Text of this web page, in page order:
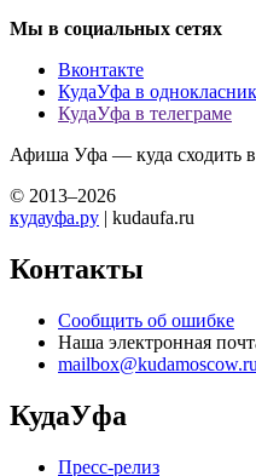
Мы в социальных сетях
Вконтакте
КудаУфа в
КудаУфа в телеграме
Афиша Уфа — куда сходить
© 2013–2026
кудауфа.ру | kudaufa.ru
Контакты
Сообщить об ошибке
Наша электронная
mailbox@kudamoscow.ru
КудаУфа
Пресс-релиз